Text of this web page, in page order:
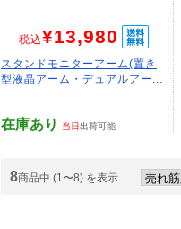
税込¥13,980
スタンドモニターアーム(置き
型液晶アーム・デュアルアー...
在庫あり 当日出荷可能
8商品中 (1〜8) を表示